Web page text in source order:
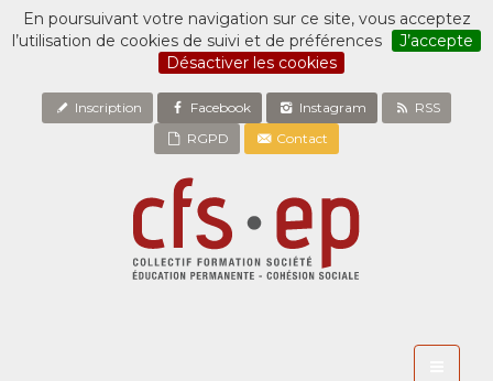
En poursuivant votre navigation sur ce site, vous acceptez
l’utilisation de cookies de suivi et de préférences
J’accepte
Désactiver les cookies
Inscription Facebook Instagram
RSS
RGPD
Contact